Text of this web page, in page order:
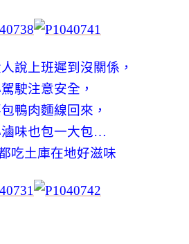
說上班遲到沒關係，
駛注意安全，
鴨肉麵線回來，
味也包一大包…
吃土庫在地好滋味